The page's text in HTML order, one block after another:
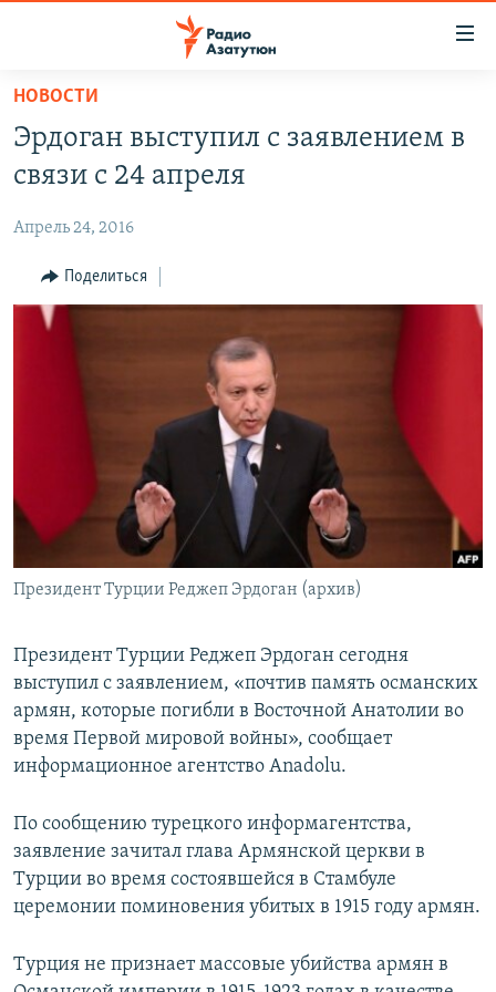
Перейти
основному
содержанию
навигации
Перейти
НОВОСТИ
ОБЩЕСТВО
ЭКОНОМИКА
РЕГИОН
Հայերեն
English
Все сайты Радио Азатутюн
НОВОСТИ
Эрдоган выступил с заявлением в
связи с 24 апреля
Апрель 24, 2016
Поделиться
Президент Турции Реджеп Эрдоган (архив)
Президент Турции Реджеп Эрдоган сегодня
выступил с заявлением, «почтив память османских
армян, которые погибли в Восточной Анатолии во
время Первой мировой войны», сообщает
информационное агентство Anadolu.
По сообщению турецкого информагентства,
заявление зачитал глава Армянской церкви в
Турции во время состоявшейся в Стамбуле
церемонии поминовения убитых в 1915 году армян.
Турция не признает массовые убийства армян в